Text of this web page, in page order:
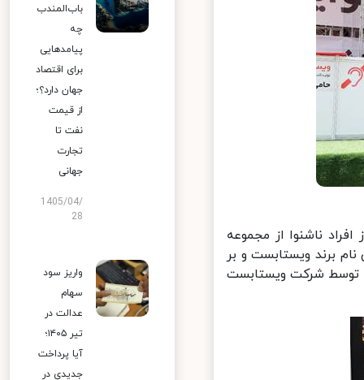
نمایشگاه در و پنجره 1401، گروهی از افراد ناشنوا از مجموعه
برند ویستابست و بر
دیگر نام برند وینابست (پروفیل سری چهار چمبر که در سال 1400 توسط شرکت ویستابست
باب‌المندب
چه
پیامدهایی
برای اقتصاد
جهان دارد؟؛
از قیمت
نفت تا
تجارت
جهانی
1405/04/
28
واریز سود
سهام
عدالت در
تیر ۱۴۰۵؛
آیا پرداخت
جدیدی در